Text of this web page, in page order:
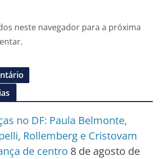
neste navegador para a próxima
no DF: Paula Belmonte,
Rollemberg e Cristovam
de centro 8 de agosto de